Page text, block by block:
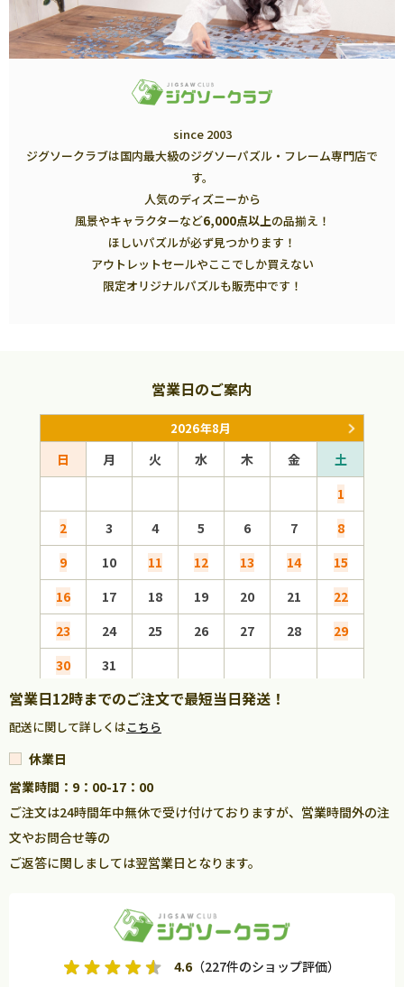
since 2003
ジグソークラブは国内最大級のジグソーパズル・フレーム専門店で
す。
人気のディズニーから
風景やキャラクターなど6,000点以上の品揃え！
ほしいパズルが必ず見つかります！
アウトレットセールやここでしか買えない
限定オリジナルパズルも販売中です！
営業日のご案内
2026年8月
日 月 火 水 木 金
土
1
2
3 4 5 6 7
8
9
10 11 12 13 14
15
16
17 18 19 20 21
22
23
24 25 26 27 28
29
30
31
営業日12時までのご注文で最短当日発送！
配送に関して詳しくはこちら
休業日
営業時間：9：00-17：00
ご注文は24時間年中無休で受け付けておりますが、営業時間外の注
文やお問合せ等の
ご返答に関しましては翌営業日となります。
4.6 （227件のショップ評価）